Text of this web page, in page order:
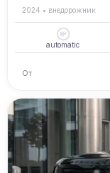
2024 • внедорожник
automatic
От